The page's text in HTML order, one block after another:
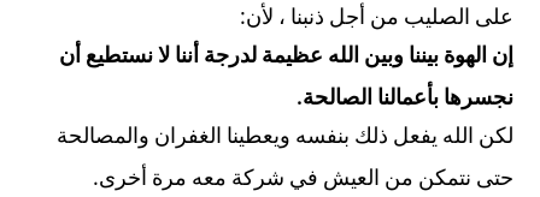
على الصليب من أجل ذنبنا ، لأن:
إن الهوة بيننا وبين الله عظيمة لدرجة أننا لا نستطيع أن
نجسرها بأعمالنا الصالحة.
لكن الله يفعل ذلك بنفسه ويعطينا الغفران والمصالحة
حتى نتمكن من العيش في شركة معه مرة أخرى.